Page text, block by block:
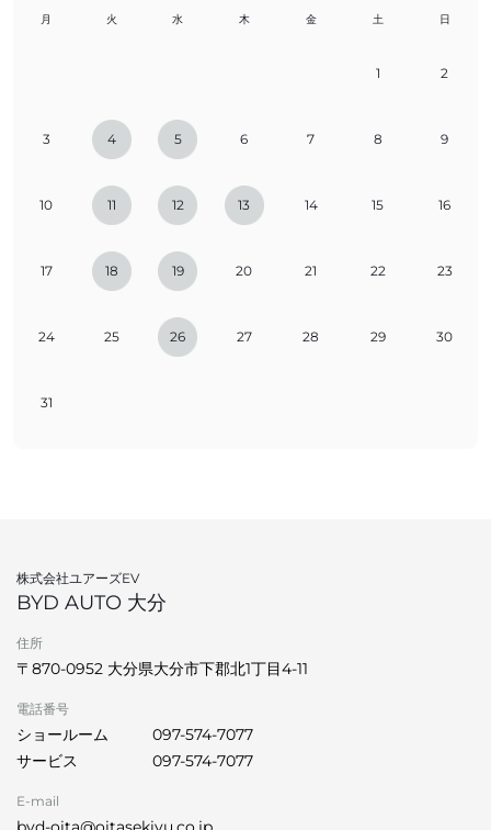
月 火 水 木 金 土 日
1 2
3 4 5 6 7 8 9
10 11 12 13 14 15 16
17 18 19 20 21 22 23
24 25 26 27 28 29 30
31
株式会社ユアーズEV
BYD AUTO 大分
住所
〒870-0952 大分県大分市下郡北1丁目4-11
電話番号
ショールーム
097-574-7077
サービス
097-574-7077
E-mail